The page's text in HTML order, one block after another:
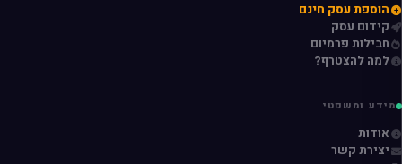
הוספת עסק חינם
קידום עסק
חבילות פרמיום
למה להצטרף?
מידע ומשפטי
אודות
יצירת קשר